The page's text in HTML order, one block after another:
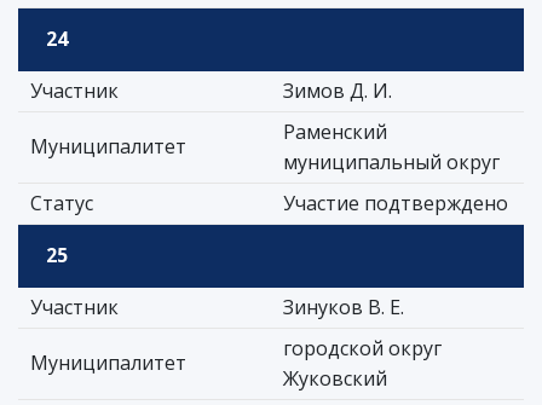
24
Участник
Зимов Д. И.
Муниципалитет
Раменский
муниципальный округ
Статус
Участие подтверждено
25
Участник
Зинуков В. Е.
Муниципалитет
городской округ
Жуковский